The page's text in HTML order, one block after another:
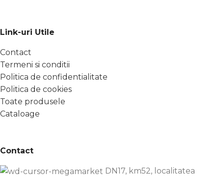
Link-uri Utile
Contact
Termeni si conditii
Politica de confidentialitate
Politica de cookies
Toate produsele
Cataloage
Contact
DN17, km52, localitatea